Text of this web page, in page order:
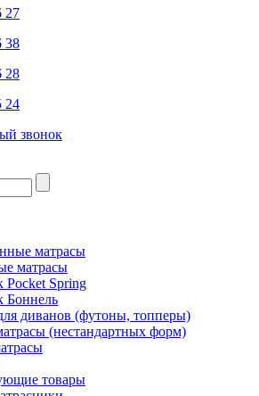
27
38
28
24
звонок
матрасы
матрасы
Pocket Spring
Боннель
диванов (футоны, топперы)
(нестандартных форм)
товары